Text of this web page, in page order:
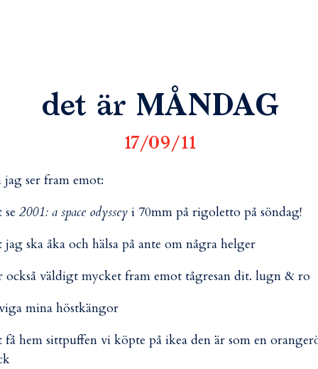
det är MÅNDAG
17/09/11
jag ser fram emot:
se 2001: a space odyssey i 70mm på rigoletto på söndag!
jag ska åka och hälsa på ante om några helger
också väldigt mycket fram emot tågresan dit. lugn & ro
mina höstkängor
få hem sittpuffen vi köpte på ikea den är som en